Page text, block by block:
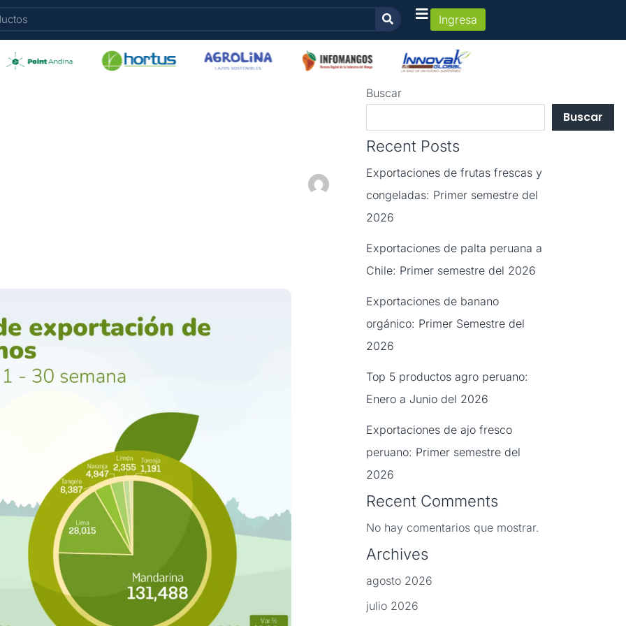
Ingresa
Buscar
Buscar
Recent Posts
Exportaciones de frutas frescas y
congeladas: Primer semestre del
2026
Exportaciones de palta peruana a
Chile: Primer semestre del 2026
Exportaciones de banano
orgánico: Primer Semestre del
2026
Top 5 productos agro peruano:
Enero a Junio del 2026
Exportaciones de ajo fresco
peruano: Primer semestre del
2026
Recent Comments
No hay comentarios que mostrar.
Archives
agosto 2026
julio 2026